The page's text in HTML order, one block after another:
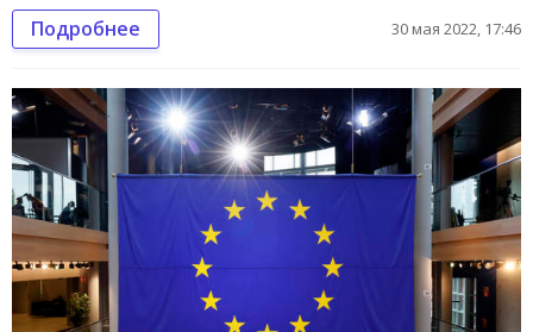
Подробнее 30 мая 2022, 17:46